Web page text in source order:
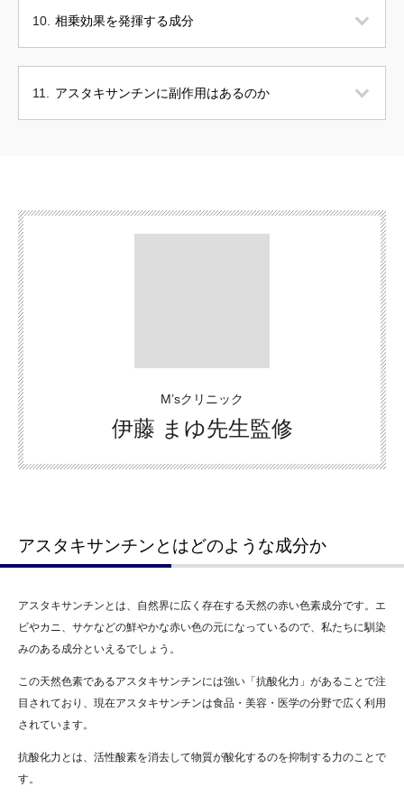
相乗効果を発揮する成分
アスタキサンチンに副作用はあるのか
M’sクリニック
伊藤 まゆ先生監修
アスタキサンチンとはどのような成分か
アスタキサンチンとは、自然界に広く存在する天然の赤い色素成分です。エ
ビやカニ、サケなどの鮮やかな赤い色の元になっているので、私たちに馴染
みのある成分といえるでしょう。
この天然色素であるアスタキサンチンには強い「抗酸化力」があることで注
目されており、現在アスタキサンチンは食品・美容・医学の分野で広く利用
されています。
抗酸化力とは、活性酸素を消去して物質が酸化するのを抑制する力のことで
す。